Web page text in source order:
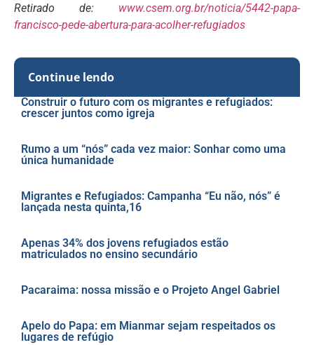
Retirado de: www.csem.org.br/noticia/5442-papa-
francisco-pede-abertura-para-acolher-refugiados
Continue lendo
Construir o futuro com os migrantes e refugiados:
crescer juntos como igreja
Rumo a um “nós” cada vez maior: Sonhar como uma
única humanidade
Migrantes e Refugiados: Campanha “Eu não, nós” é
lançada nesta quinta,16
Apenas 34% dos jovens refugiados estão
matriculados no ensino secundário
Pacaraima: nossa missão e o Projeto Angel Gabriel
Apelo do Papa: em Mianmar sejam respeitados os
lugares de refúgio